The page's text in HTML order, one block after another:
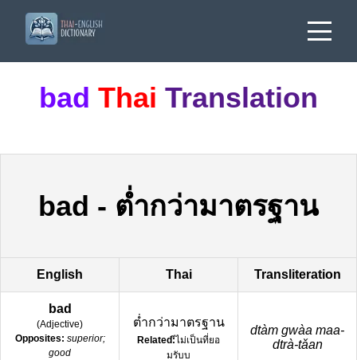
bad Thai Translation
bad - ต่ำกว่ามาตรฐาน
English Thai Transliteration
bad
(Adjective)
Opposites: superior;
good
ต่ำกว่ามาตรฐาน
Related:ีไม่เป็นที่ยอ
มรับบ
dtàm gwàa maa-
dtrà-tǎan